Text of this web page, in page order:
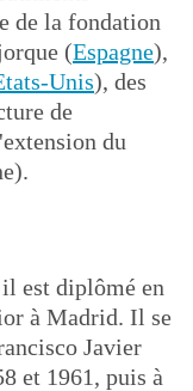
de la fondation
(Espagne),
Unis), des
de
du
il est diplômé en
à Madrid. Il se
Javier
et 1961, puis à